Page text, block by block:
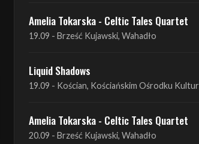
Liquid Shadows
19.09 - Kościan, Kościańskim Ośrodku Kultury
Amelia Tokarska - Celtic Tales Quartet
20.09 - Brześć Kujawski, Wahadło
Red Sand
01.10 - Poznań, Klub Pod Minogą